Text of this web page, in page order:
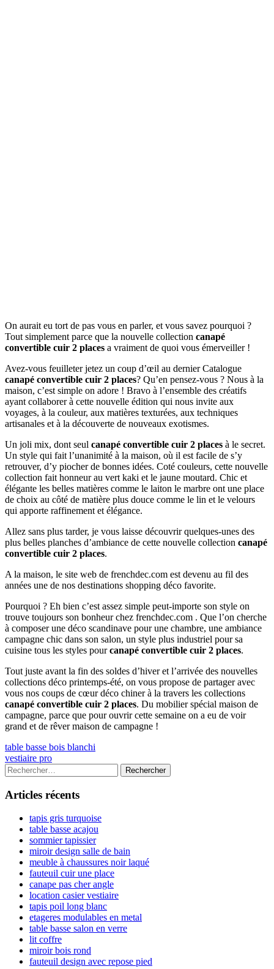
On aurait eu tort de pas vous en parler, et vous savez pourquoi ?
Tout simplement parce que la nouvelle collection canapé
convertible cuir 2 places a vraiment de quoi vous émerveiller !
Avez-vous feuilleter jetez un coup d’œil au dernier Catalogue
canapé convertible cuir 2 places? Qu’en pensez-vous ? Nous à la
maison, c’est simple on adore ! Bravo à l’ensemble des créatifs
ayant collaborer à cette nouvelle édition qui nous invite aux
voyages, à la couleur, aux matières texturées, aux techniques
artisanales et à la découverte de nouveaux exotismes.
Un joli mix, dont seul canapé convertible cuir 2 places à le secret.
Un style qui fait l’unanimité à la maison, où il est facile de s’y
retrouver, d’y piocher de bonnes idées. Coté couleurs, cette nouvelle
collection fait honneur au vert kaki et le jaune moutard. Chic et
élégante les belles matières comme le laiton le marbre ont une place
de choix au côté de matière plus douce comme le lin et le velours
qui apporte raffinement et élégance.
Allez sans plus tarder, je vous laisse découvrir quelques-unes des
plus belles planches d’ambiance de cette nouvelle collection canapé
convertible cuir 2 places.
A la maison, le site web de frenchdec.com est devenu au fil des
années une de nos destinations shopping déco favorite.
Pourquoi ? Eh bien c’est assez simple peut-importe son style on
trouve toujours son bonheur chez frenchdec.com . Que l’on cherche
à composer une déco scandinave pour une chambre, une ambiance
campagne chic dans son salon, un style plus industriel pour sa
cuisine tous les styles pourcanapé convertible cuir 2 places.
Tout juste avant la fin des soldes d’hiver et l’arrivée des nouvelles
collections déco printemps-été, on vous propose de partager avec
vous nos coups de cœur déco chiner à la travers les collections
canapé convertible cuir 2 places. Du mobilier spécial maison de
campagne, parce que pour ouvrir cette semaine on a eu de voir
grand et de rêver maison de campagne !
Navigation
de
l’article
Previous
article:
table basse bois blanchi
Next
article:
vestiaire pro
Colonne
latérale
principale
Rechercher :
Articles récents
tapis gris turquoise
table basse acajou
sommier tapissier
miroir design salle de bain
meuble à chaussures noir laqué
fauteuil cuir une place
canape pas cher angle
location casier vestiaire
tapis poil long blanc
etageres modulables en metal
table basse salon en verre
lit coffre
miroir bois rond
fauteuil design avec repose pied